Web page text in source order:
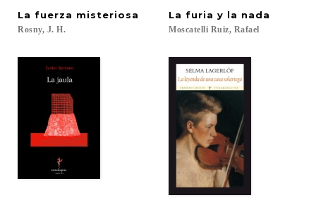
La fuerza misteriosa
Rosny, J. H.
La furia y la nada
Moscatelli Ruiz, Rafael